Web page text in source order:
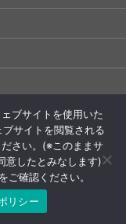
All Rights Reserv
ブサイトを使用いた
サイトを閲覧される
さい。(※このままサ
意したとみなします)
確認ください。
リシー